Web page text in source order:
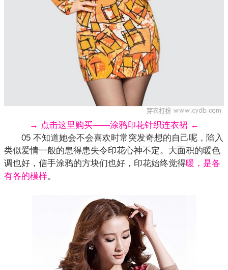
→ 点击这里购买——涂鸦印花针织连衣裙 ←
05 不知道她会不会喜欢时常突发奇想的自己呢，陷入
类似爱情一般的患得患失令印花心神不定。大面积的暖色
调也好，信手涂鸦的方块们也好，印花始终觉得暖，是各
有各的模样。